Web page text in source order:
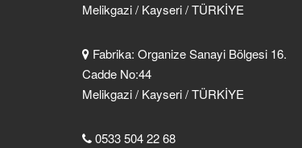
Melikgazi / Kayseri / TÜRKİYE
Fabrika: Organize Sanayi Bölgesi 16.
Cadde No:44
Melikgazi / Kayseri / TÜRKİYE
0533 504 22 68